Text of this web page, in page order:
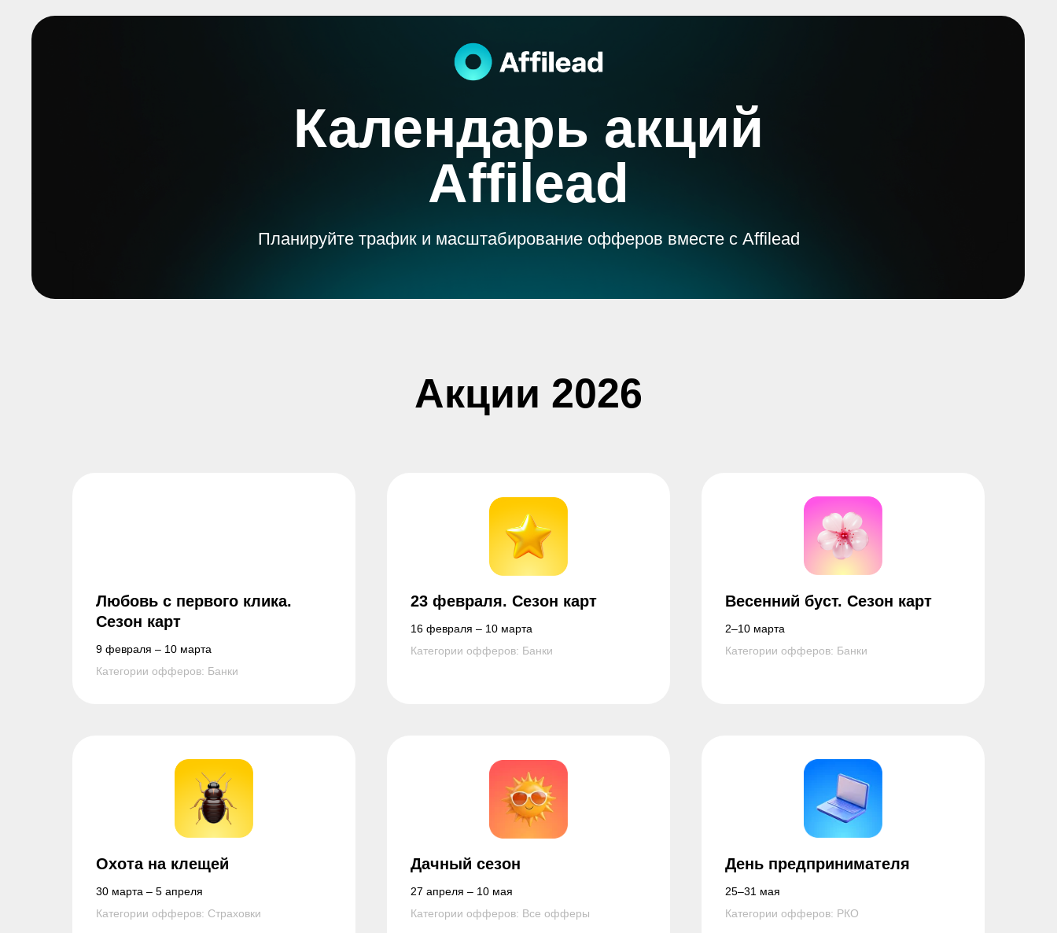
Календарь акций
Affilead
Планируйте трафик и масштабирование офферов вместе с Affilead
День предпринимателя
Категории офферов: РКО
25–31 мая
Дачный сезон
Категории офферов: Все офферы
27 апреля – 10 мая
Охота на клещей
Категории офферов: Страховки
30 марта – 5 апреля
Весенний буст. Сезон карт
Категории офферов: Банки
2–10 марта
23 февраля. Сезон карт
Категории офферов: Банки
16 февраля – 10 марта
Любовь с первого клика.
Сезон карт
Категории офферов: Банки
9 февраля – 10 марта
Акции 2026